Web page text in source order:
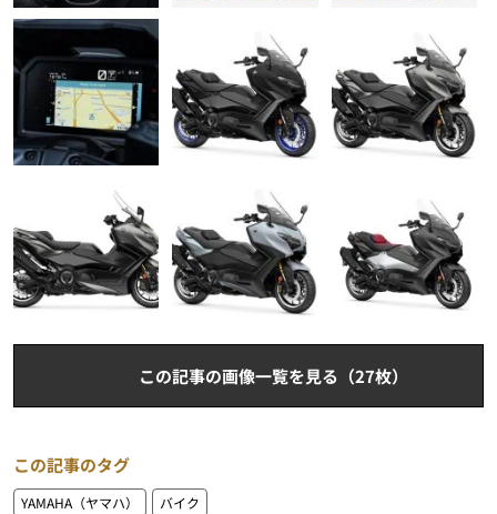
この記事の画像一覧を見る（27枚）
この記事のタグ
YAMAHA（ヤマハ） バイク